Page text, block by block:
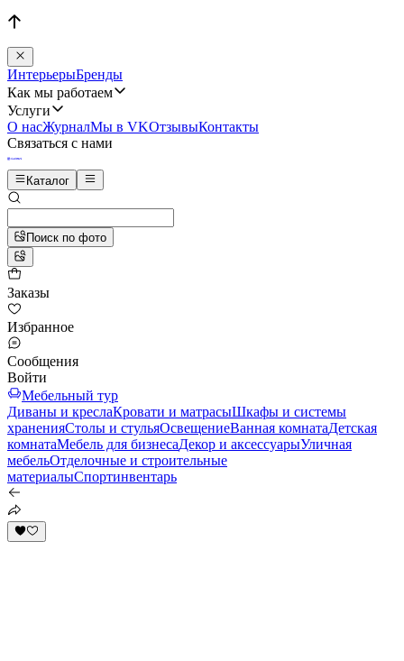
ИнтерьерыБренды
Как мы работаем
Услуги
О насЖурналМы в VKОтзывыКонтакты
Связаться с нами
Каталог
Поиск по фото
Заказы
Избранное
Сообщения
Войти
Мебельный тур
Диваны и креслаКровати и матрасыШкафы и системы
храненияСтолы и стульяОсвещениеВанная комнатаДетская
комнатаМебель для бизнесаДекор и аксессуарыУличная
мебельОтделочные и строительные
материалыСпортинвентарь